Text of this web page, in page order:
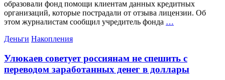
образовали фонд помощи клиентам данных кредитных
организаций, которые пострадали от отзыва лицензии. Об
этом журналистам сообщил учредитель фонда …
Категории
Деньги Накопления
Улюкаев советует россиянам не спешить с
переводом заработанных денег в доллары